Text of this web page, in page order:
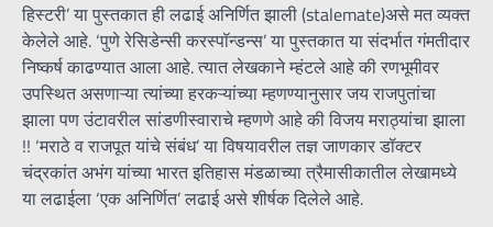
हिस्टरी’ या पुस्तकात ही लढाई अनिर्णित झाली (stalemate)असे मत व्यक्त
केलेले आहे. ‘पुणे रेसिडेन्सी करस्पॉन्डन्स’ या पुस्तकात या संदर्भात गंमतीदार
निष्कर्ष काढण्यात आला आहे. त्यात लेखकाने म्हंटले आहे की रणभूमीवर
उपस्थित असणाऱ्या त्यांच्या हरकऱ्यांच्या म्हणण्यानुसार जय राजपुतांचा
झाला पण उंटावरील सांडणीस्वाराचे म्हणणे आहे की विजय मराठ्यांचा झाला
!! ‘मराठे व राजपूत यांचे संबंध’ या विषयावरील तज्ञ जाणकार डॉक्टर
चंद्रकांत अभंग यांच्या भारत इतिहास मंडळाच्या त्रैमासीकातील लेखामध्ये
या लढाईला ‘एक अनिर्णित’ लढाई असे शीर्षक दिलेले आहे.